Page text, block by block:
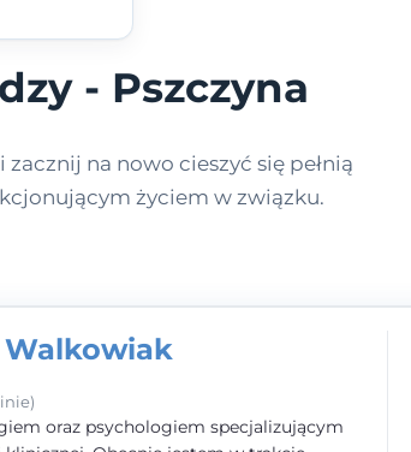
- Pszczyna
na nowo cieszyć się pełnią
życiem w związku.
oraz psychologiem specjalizującym